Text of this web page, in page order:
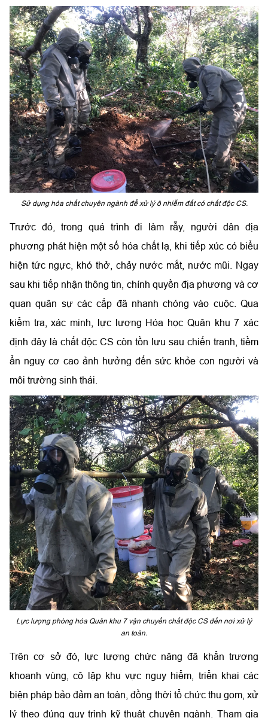
Sử dụng hóa chất chuyên ngành để xử lý ô nhiễm đất có chất độc CS.
Trước đó, trong quá trình đi làm rẫy, người dân địa
phương phát hiện một số hóa chất lạ, khi tiếp xúc có biểu
hiện tức ngực, khó thở, chảy nước mắt, nước mũi. Ngay
sau khi tiếp nhận thông tin, chính quyền địa phương và cơ
quan quân sự các cấp đã nhanh chóng vào cuộc. Qua
kiểm tra, xác minh, lực lượng Hóa học Quân khu 7 xác
định đây là chất độc CS còn tồn lưu sau chiến tranh, tiềm
ẩn nguy cơ cao ảnh hưởng đến sức khỏe con người và
môi trường sinh thái.
Lực lượng phòng hóa Quân khu 7 vận chuyển chất độc CS đến nơi xử lý
an toàn.
Trên cơ sở đó, lực lượng chức năng đã khẩn trương
khoanh vùng, cô lập khu vực nguy hiểm, triển khai các
biện pháp bảo đảm an toàn, đồng thời tổ chức thu gom, xử
lý theo đúng quy trình kỹ thuật chuyên ngành. Tham gia